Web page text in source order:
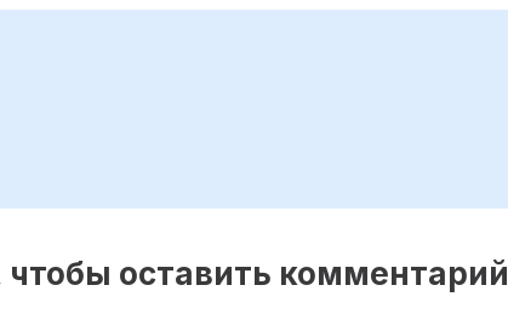
чтобы оставить комментарий